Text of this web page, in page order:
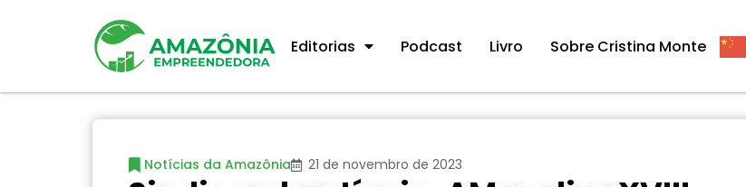
Editorias Podcast Livro Sobre Cristina Monte
Notícias da Amazônia 21 de novembro de 2023